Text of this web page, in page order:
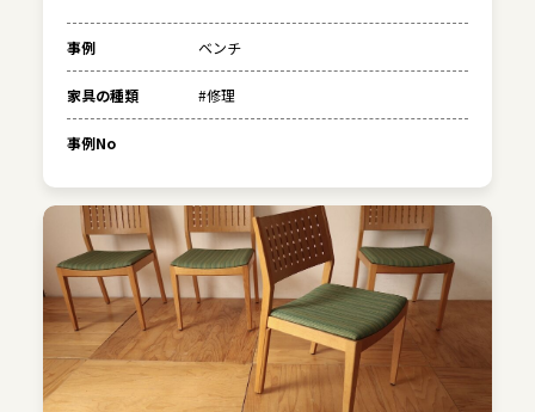
事例 ベンチ
家具の種類 #修理
事例No